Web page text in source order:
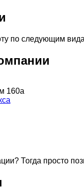
по следующим
160а
Тогда просто